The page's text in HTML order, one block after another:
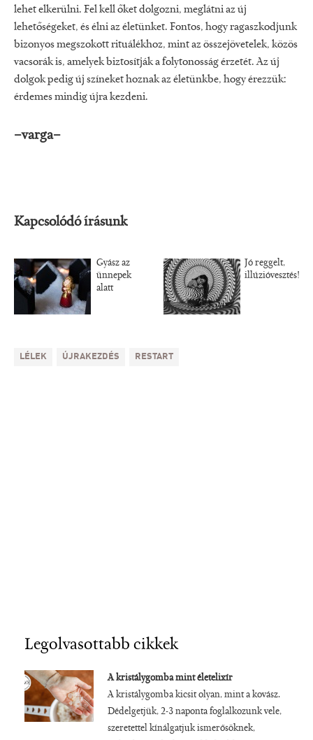
lehet elkerülni. Fel kell őket dolgozni, meglátni az új
lehetőségeket, és élni az életünket. Fontos, hogy ragaszkodjunk
bizonyos megszokott rituálékhoz, mint az összejövetelek, közös
vacsorák is, amelyek biztosítják a folytonosság érzetét. Az új
dolgok pedig új színeket hoznak az életünkbe, hogy érezzük:
érdemes mindig újra kezdeni.
–varga–
Kapcsolódó írásunk
Gyász az
ünnepek
alatt
Jó reggelt,
illúzióvesztés!
LÉLEK ÚJRAKEZDÉS RESTART
Legolvasottabb cikkek
A kristálygomba mint életelixír
A kristálygomba kicsit olyan, mint a kovász.
Dédelgetjük, 2-3 naponta foglalkozunk vele,
szeretettel kínálgatjuk ismerősöknek,